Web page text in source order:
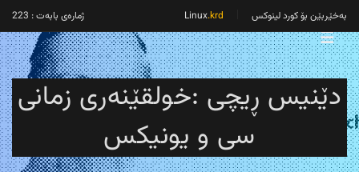
بەخێربێن بۆ کورد لینوکس .krd ژمارەی بابەت : 223
☰
دێنیس ڕیچی :خولقێنەری زمانی
سی و یونیکس